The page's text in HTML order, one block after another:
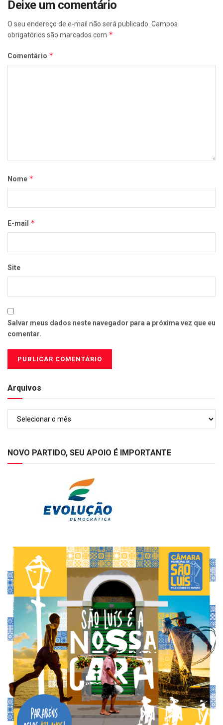
Deixe um comentário
O seu endereço de e-mail não será publicado. Campos
obrigatórios são marcados com *
Comentário *
Nome *
E-mail *
Site
Salvar meus dados neste navegador para a próxima vez que eu
comentar.
Arquivos
NOVO PARTIDO, SEU APOIO É IMPORTANTE